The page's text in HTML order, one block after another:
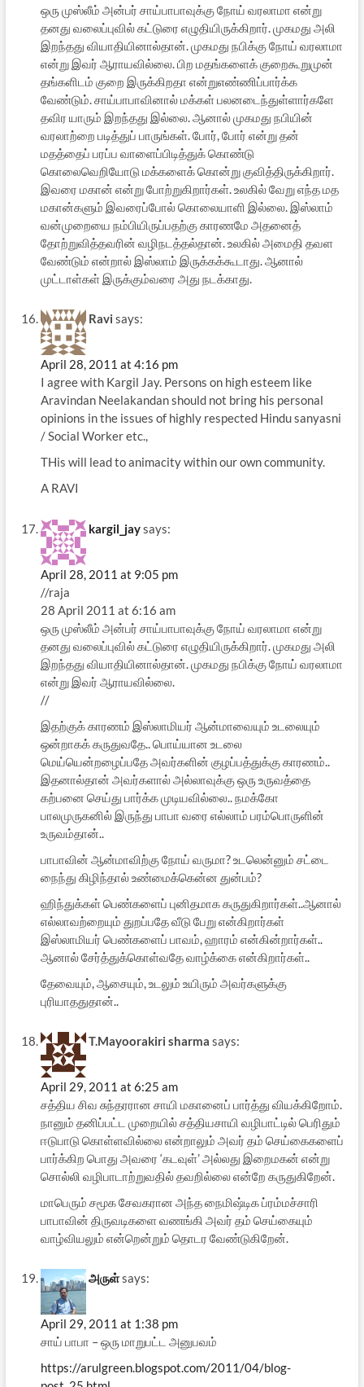
ஒரு முஸ்லீம் அன்பர் சாய்பாபாவுக்கு நோய் வரலாமா என்று
தனது வலைப்புவில் கட்டுரை எழுதியிருக்கிறார். முகமது அலி
இறந்தது வியாதியினால்தான். முகமது நபிக்கு நோய் வரலாமா
என்று இவர் ஆராயவில்லை. பிற மதங்களைக் குறைகூறுமுன்
தங்களிடம் குறை இருக்கிறதா என்றுஎண்ணிப்பார்க்க
வேண்டும். சாய்பாபாவினால் மக்கள் பலனடைந்துள்ளார்களே
தவிர யாரும் இறந்தது இல்லை. ஆனால் முகமது நபியின்
வரலாற்றை படித்துப் பாருங்கள். போர், போர் என்று தன்
மதத்தைப் பரப்ப வாளைப்பிடித்துக் கொண்டு
கொலைவெறியோடு மக்களைக் கொன்று குவித்திருக்கிறார்.
இவரை மகான் என்று போற்றுகிறார்கள். உலகில் வேறு எந்த மத
மகான்களும் இவரைப்போல் கொலையாளி இல்லை. இஸ்லாம்
வன்முறையை நம்பியிருப்பதற்கு காரணமே அதனைத்
தோற்றுவித்தவரின் வழிநடத்தல்தான். உலகில் அமைதி தவள
வேண்டும் என்றால் இஸ்லாம் இருக்கக்கூடாது. ஆனால்
முட்டாள்கள் இருக்கும்வரை அது நடக்காது.
Ravi says:
April 28, 2011 at 4:16 pm
I agree with Kargil Jay. Persons on high esteem like
Aravindan Neelakandan should not bring his personal
opinions in the issues of highly respected Hindu sanyasni
/ Social Worker etc.,
THis will lead to animacity within our own community.
A RAVI
kargil_jaysays:
April 28, 2011 at 9:05 pm
//raja
28 April 2011 at 6:16 am
ஒரு முஸ்லீம் அன்பர் சாய்பாபாவுக்கு நோய் வரலாமா என்று
தனது வலைப்புவில் கட்டுரை எழுதியிருக்கிறார். முகமது அலி
இறந்தது வியாதியினால்தான். முகமது நபிக்கு நோய் வரலாமா
என்று இவர் ஆராயவில்லை.
//
இதற்குக் காரணம் இஸ்லாமியர் ஆன்மாவையும் உடலையும்
ஒன்றாகக் கருதுவதே.. பொய்யான உடலை
மெய்யென்றழைப்பதே அவர்களின் குழப்பத்துக்கு காரணம்..
இதனால்தான் அவர்களால் அல்லாவுக்கு ஒரு உருவத்தை
கற்பனை செய்து பார்க்க முடியவில்லை.. நமக்கோ
பாலமுருகனில் இருந்து பாபா வரை எல்லாம் பரம்பொருளின்
உருவம்தான்..
பாபாவின் ஆன்மாவிற்கு நோய் வருமா? உடலென்னும் சட்டை
நைந்து கிழிந்தால் உண்மைக்கென்ன துன்பம்?
ஹிந்துக்கள் பெண்களைப் புனிதமாக கருதுகிறார்கள்..ஆனால்
எல்லாவற்றையும் துறப்பதே வீடு பேறு என்கிறார்கள்
இஸ்லாமியர் பெண்களைப் பாவம், ஹாரம் என்கின்றார்கள்..
ஆனால் சேர்த்துக்கொள்வதே வாழ்க்கை என்கிறார்கள்..
தேவையும், ஆசையும், உடலும் உயிரும் அவர்களுக்கு
புரியாததுதான்..
T.Mayoorakiri sharma says:
April 29, 2011 at 6:25 am
சத்திய சிவ சுந்தரரான சாயி மகானைப் பார்த்து வியக்கிறோம்.
நானும் தனிப்பட்ட முறையில் சத்தியசாயி வழிபாட்டில் பெரிதும்
ஈடுபாடு கொள்ளவில்லை என்றாலும் அவர் தம் செய்கைகளைப்
பார்க்கிற பொது அவரை ‘கடவுள்’ அல்லது இறைமகன் என்று
சொல்லி வழிபாடாற்றுவதில் தவறில்லை என்றே கருதுகிறேன்.
மாபெரும் சமூக சேவகரான அந்த நைமிஷ்டிக ப்ரம்மச்சாரி
பாபாவின் திருவடிகளை வணங்கி அவர் தம் செய்கையும்
வாழ்வியலும் என்றென்றும் தொடர வேண்டுகிறேன்.
அருள்says:
April 29, 2011 at 1:38 pm
சாய் பாபா – ஒரு மாறுபட்ட அனுபவம்
https://arulgreen.blogspot.com/2011/04/blog-